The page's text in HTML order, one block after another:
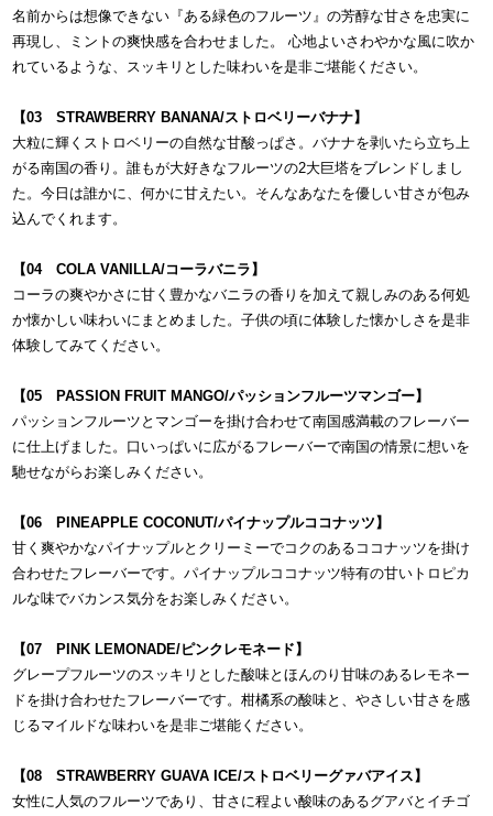
名前からは想像できない『ある緑色のフルーツ』の芳醇な甘さを忠実に
再現し、ミントの爽快感を合わせました。 心地よいさわやかな風に吹か
れているような、スッキリとした味わいを是非ご堪能ください。
【03 STRAWBERRY BANANA/ストロベリーバナナ】
大粒に輝くストロベリーの自然な甘酸っぱさ。バナナを剥いたら立ち上
がる南国の香り。誰もが大好きなフルーツの2大巨塔をブレンドしまし
た。今日は誰かに、何かに甘えたい。そんなあなたを優しい甘さが包み
込んでくれます。
【04 COLA VANILLA/コーラバニラ】
コーラの爽やかさに甘く豊かなバニラの香りを加えて親しみのある何処
か懐かしい味わいにまとめました。子供の頃に体験した懐かしさを是非
体験してみてください。
【05 PASSION FRUIT MANGO/パッションフルーツマンゴー】
パッションフルーツとマンゴーを掛け合わせて南国感満載のフレーバー
に仕上げました。口いっぱいに広がるフレーバーで南国の情景に想いを
馳せながらお楽しみください。
【06 PINEAPPLE COCONUT/パイナップルココナッツ】
甘く爽やかなパイナップルとクリーミーでコクのあるココナッツを掛け
合わせたフレーバーです。パイナップルココナッツ特有の甘いトロピカ
ルな味でバカンス気分をお楽しみください。
【07 PINK LEMONADE/ピンクレモネード】
グレープフルーツのスッキリとした酸味とほんのり甘味のあるレモネー
ドを掛け合わせたフレーバーです。柑橘系の酸味と、やさしい甘さを感
じるマイルドな味わいを是非ご堪能ください。
【08 STRAWBERRY GUAVA ICE/ストロベリーグァバアイス】
女性に人気のフルーツであり、甘さに程よい酸味のあるグアバとイチゴ